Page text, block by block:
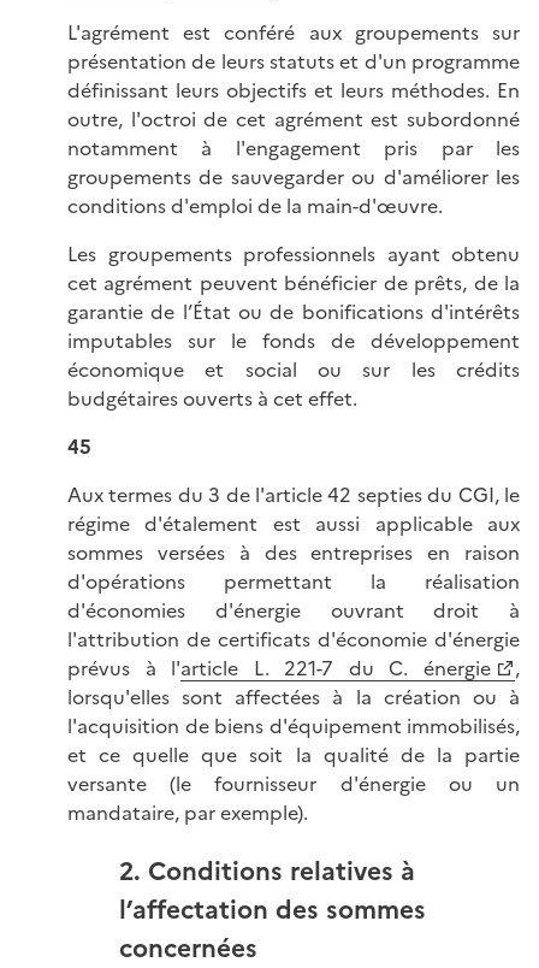
L'agrément est conféré aux groupements sur
présentation de leurs statuts et d'un programme
définissant leurs objectifs et leurs méthodes. En
outre, l'octroi de cet agrément est subordonné
notamment à l'engagement pris par les
groupements de sauvegarder ou d'améliorer les
conditions d'emploi de la main-d'œuvre.
Les groupements professionnels ayant obtenu
cet agrément peuvent bénéficier de prêts, de la
garantie de l’État ou de bonifications d'intérêts
imputables sur le fonds de développement
économique et social ou sur les crédits
budgétaires ouverts à cet effet.
45
Aux termes du 3 de l'article 42 septies du CGI, le
régime d'étalement est aussi applicable aux
sommes versées à des entreprises en raison
d'opérations permettant la réalisation
d'économies d'énergie ouvrant droit à
l'attribution de certificats d'économie d'énergie
prévus à l'article L. 221-7 du C. énergie
,
lorsqu'elles sont affectées à la création ou à
l'acquisition de biens d'équipement immobilisés,
et ce quelle que soit la qualité de la partie
versante (le fournisseur d'énergie ou un
mandataire, par exemple).
2. Conditions relatives à
l’affectation des sommes
concernées